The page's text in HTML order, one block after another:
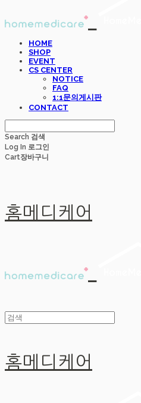
HOME
SHOP
EVENT
CS CENTER
NOTICE
FAQ
1:1문의게시판
CONTACT
Search 검색
Log In 로그인
Cart장바구니
홈메디케어
홈메디케어